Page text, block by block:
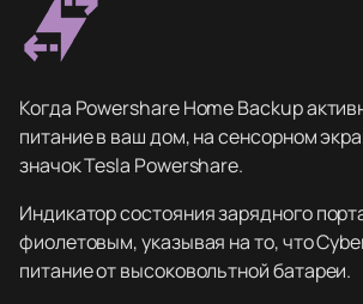
Когда Powershare Home Backup
питание в ваш дом, на сенсорном
значок Tesla Powershare.
Индикатор состояния зарядного
фиолетовым, указывая на то, что
питание от высоковольтной батареи.